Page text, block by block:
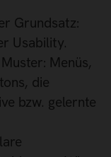
Grundsatz:
Usability.
Menüs,
die
bzw. gelernte